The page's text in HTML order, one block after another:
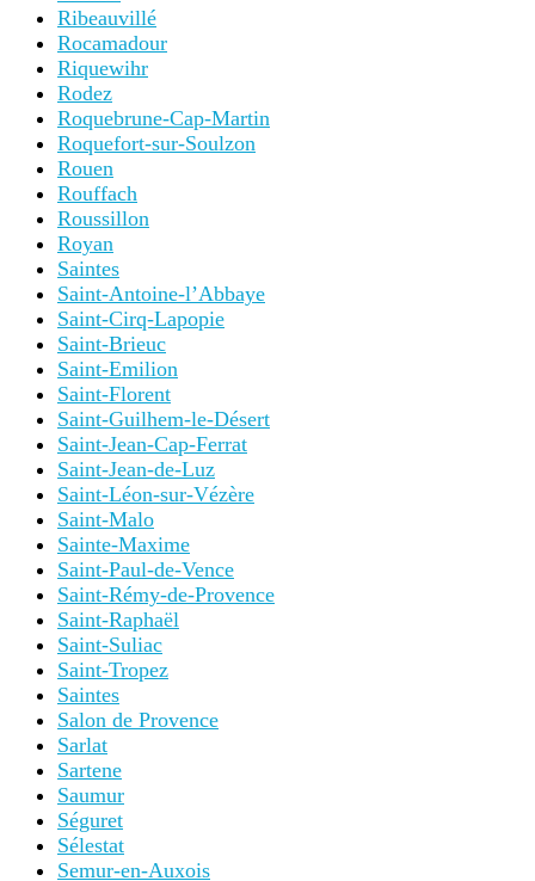
Ribeauvillé
Rocamadour
Riquewihr
Rodez
Roquebrune-Cap-Martin
Roquefort-sur-Soulzon
Rouen
Rouffach
Roussillon
Royan
Saintes
Saint-Antoine-l’Abbaye
Saint-Cirq-Lapopie
Saint-Brieuc
Saint-Emilion
Saint-Florent
Saint-Guilhem-le-Désert
Saint-Jean-Cap-Ferrat
Saint-Jean-de-Luz
Saint-Léon-sur-Vézère
Saint-Malo
Sainte-Maxime
Saint-Paul-de-Vence
Saint-Rémy-de-Provence
Saint-Raphaël
Saint-Suliac
Saint-Tropez
Saintes
Salon de Provence
Sarlat
Sartene
Saumur
Séguret
Sélestat
Semur-en-Auxois